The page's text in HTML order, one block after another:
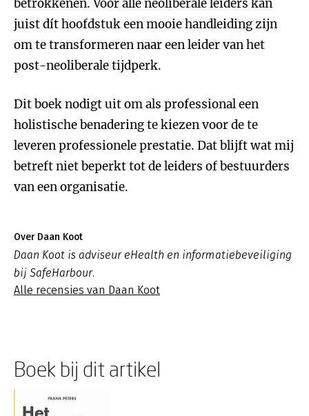
betrokkenen. Voor alle neoliberale leiders kan
juist dít hoofdstuk een mooie handleiding zijn
om te transformeren naar een leider van het
post-neoliberale tijdperk.
Dit boek nodigt uit om als professional een
holistische benadering te kiezen voor de te
leveren professionele prestatie. Dat blijft wat mij
betreft niet beperkt tot de leiders of bestuurders
van een organisatie.
Over Daan Koot
Daan Koot is adviseur eHealth en informatiebeveiliging
bij SafeHarbour.
Alle recensies van Daan Koot
Boek bij dit artikel